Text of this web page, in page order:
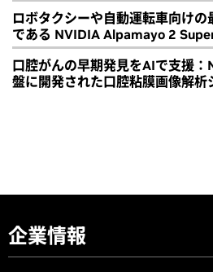
ロボタクシーや自動運転車向け
である NVIDIA Alpamayo 2
口腔がんの早期発見をAIで支援
盤に開発された口腔粘膜画像解析
企業情報